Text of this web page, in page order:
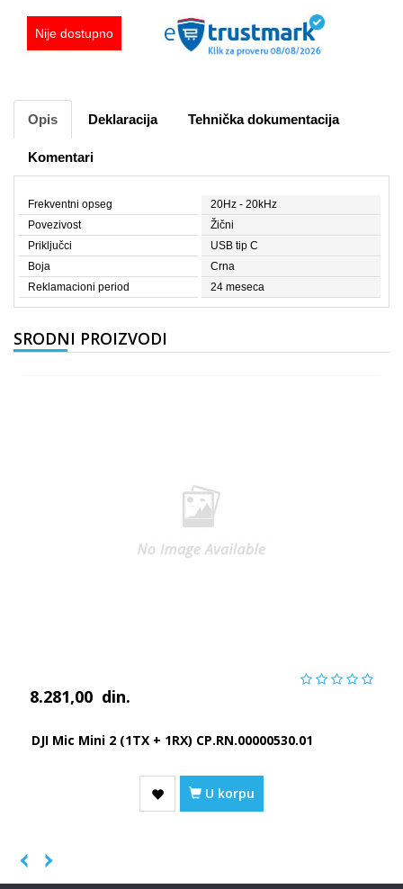
Nije dostupno
Opis Deklaracija Tehnička dokumentacija
Komentari
Frekventni opseg
20Hz - 20kHz
Povezivost
Žični
Priključci
USB tip C
Boja
Crna
Reklamacioni period
24 meseca
SRODNI PROIZVODI
8.281,00 din.
DJI Mic Mini 2 (1TX + 1RX) CP.RN.00000530.01
U korpu